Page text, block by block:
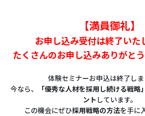
【満員御礼】
お申し込み受付は終了いた
たくさんのお申し込みありがと
体験セミナーお申込は終了しま
今なら、
「優秀な人材を採用し続ける戦略
ント しています。
この機会にぜひ採用戦略の方法を手に